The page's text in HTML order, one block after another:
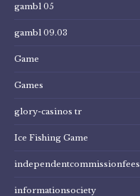
gambl 05
gambl 09.03
Game
Games
glory-casinos tr
Ice Fishing Game
independentcommissionfees
informationsociety